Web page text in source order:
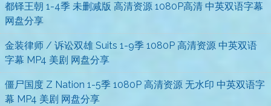
都铎王朝 1-4季 未删减版 高清资源 1080P高清 中英双语字幕
网盘分享
金装律师 / 诉讼双雄 Suits 1-9季 1080P 高清资源 中英双语
字幕 MP4 美剧 网盘分享
僵尸国度 Z Nation 1-5季 1080P 高清资源 无水印 中英双语字
幕 MP4 美剧 网盘分享